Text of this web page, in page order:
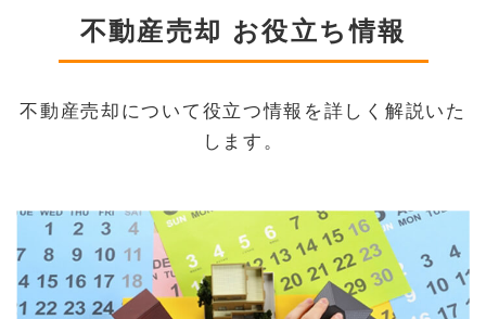
不動産売却 お役立ち情報
不動産売却について役立つ情報を詳しく解説いた
します。